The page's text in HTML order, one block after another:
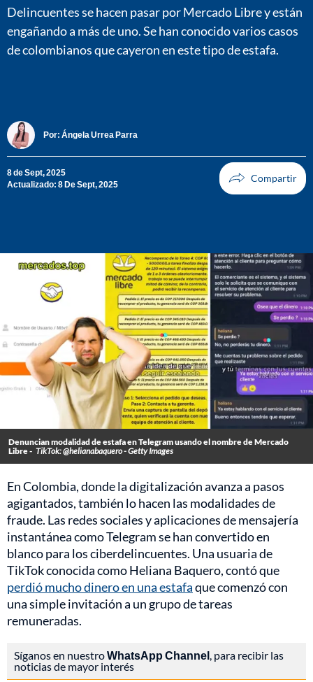
Delincuentes se hacen pasar por Mercado Libre y están
engañando a más de uno. Se han conocido varios casos
de colombianos que cayeron en este tipo de estafa.
Por: Ángela Urrea Parra
8 de Sept, 2025
Actualizado: 8 De Sept, 2025
Denuncian modalidad de estafa en Telegram usando el nombre de Mercado
Libre - TikTok: @helianabaquero - Getty Images
En Colombia, donde la digitalización avanza a pasos
agigantados, también lo hacen las modalidades de
fraude. Las redes sociales y aplicaciones de mensajería
instantánea como Telegram se han convertido en
blanco para los ciberdelincuentes. Una usuaria de
TikTok conocida como Heliana Baquero, contó que
perdió mucho dinero en una estafaque comenzó con
una simple invitación a un grupo de tareas
remuneradas.
Síganos en nuestroWhatsApp Channel, para recibir las
noticias de mayor interés